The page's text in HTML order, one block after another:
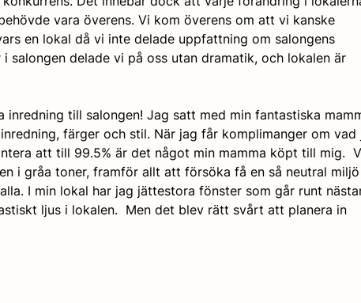
vara överens. Vi kom överens om att vi kanske
en lokal då vi inte delade uppfattning om salongens
salongen delade vi på oss utan dramatik, och lokalen är
till salongen! Jag satt med min fantastiska
färger och stil. När jag får komplimanger om vad
att till 99.5% är det något min mamma köpt till mig.
i gråa toner, framför allt att försöka få en så neutral miljö
I min lokal har jag jättestora fönster som går runt
ljus i lokalen.  Men det blev rätt svårt att planera in